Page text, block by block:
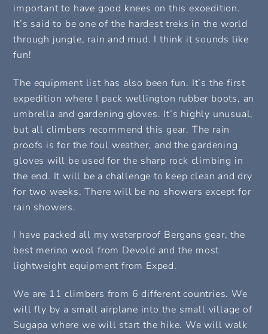
important to have good knees on this exoedition.
It’s said to be one of the hardest treks in the world
through jungle, rain and mud. I think it sounds like
fun!
The equipment list has also been fun. It’s the first
expedition where I pack wellington rubber boots, an
umbrella and gardening gloves. It’s highly unusual,
but all climbers recommend this gear. The rain
proofs is for the foul weather, and the gardening
gloves will be used for the sharp rock climbing in
the end. It will be a challenge to keep clean and dry
for two weeks. There will be no showers except for
rain showers.
I have packed all my waterproof Bergans gear, the
best merino wool from Devold and the most
lightweight equipment from Exped.
We are 11 climbers from 6 different countries. We
will fly by a small airplane into the small village of
Sugapa where we will start the hike. We will walk